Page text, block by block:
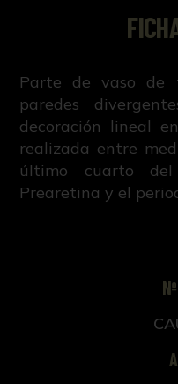
Parte de vaso de
paredes
decoración lineal
realizada entre
último cuarto
Prearetina y el